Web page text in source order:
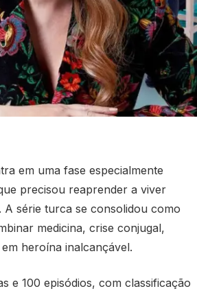
em uma fase especialmente
precisou reaprender a viver
A série turca se consolidou como
medicina, crise conjugal,
heroína inalcançável.
e 100 episódios, com classificação